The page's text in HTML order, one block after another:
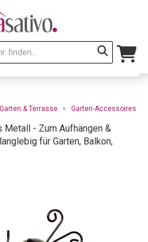
Garten & Terrasse » Garten-Accessoires
Metall - Zum Aufhängen &
für Garten, Balkon,